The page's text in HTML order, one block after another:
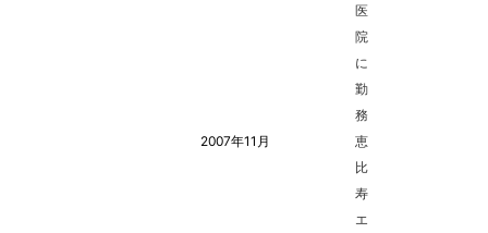
医
院
に
勤
務
2007年11月
恵
比
寿
エ